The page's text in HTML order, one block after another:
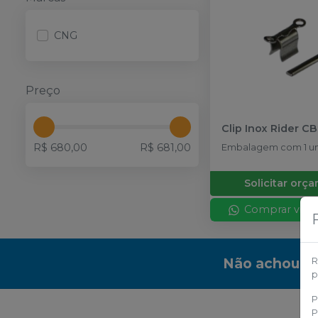
CNG
Preço
R$ 680,00 R$ 681,00
Clip Inox Rider
Embalagem com 1
Solicitar
Comprar via
Não achou